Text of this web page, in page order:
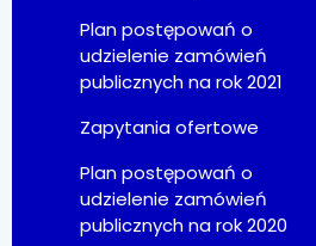
Plan postępowań o
udzielenie zamówień
publicznych na rok 2021
Zapytania ofertowe
Plan postępowań o
udzielenie zamówień
publicznych na rok 2020